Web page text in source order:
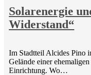
Solarenergie
Widerstand“
Im Stadtteil Alcides Pino
Gelände einer
Einrichtung. Wo…